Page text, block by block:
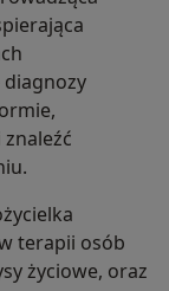
terapii osób
życiowe, oraz